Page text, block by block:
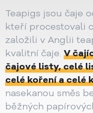
Teapigs jsou čaje
kteří procestovali
založili v Anglii
kvalitní čaje. V
čajové listy, celé
celé koření a celé
nasekanou směs
běžných